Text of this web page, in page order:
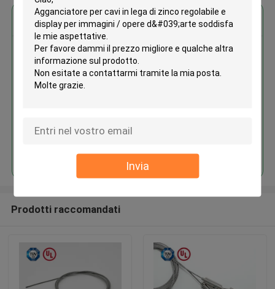
Invia
Ottieni il miglior prezzo per
Agganciatore per cavi in lega di
zinco regolabile e display per
Prodotti raccomandati